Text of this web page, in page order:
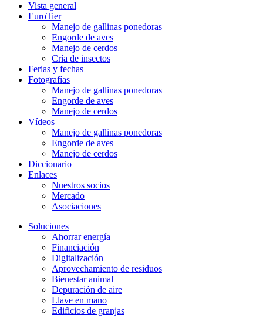
Vista general
EuroTier
Manejo de gallinas ponedoras
Engorde de aves
Manejo de cerdos
Cría de insectos
Ferias y fechas
Fotografías
Manejo de gallinas ponedoras
Engorde de aves
Manejo de cerdos
Vídeos
Manejo de gallinas ponedoras
Engorde de aves
Manejo de cerdos
Diccionario
Enlaces
Nuestros socios
Mercado
Asociaciones
Soluciones
Ahorrar energía
Financiación
Digitalización
Aprovechamiento de residuos
Bienestar animal
Depuración de aire
Llave en mano
Edificios de granjas